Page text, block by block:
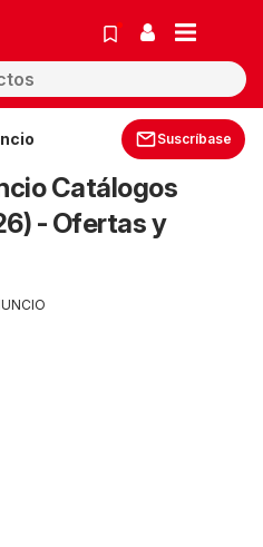
Suscríbase
Catálogos
- Ofertas y